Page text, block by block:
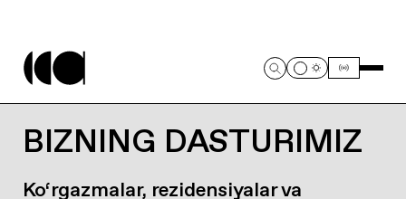
BIZNING DASTURIMIZ
Ko‘rgazmalar, rezidensiyalar va